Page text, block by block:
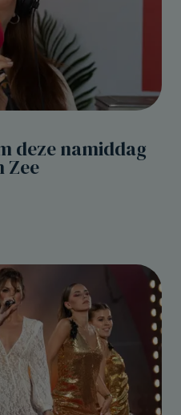
deze namiddag
Zee